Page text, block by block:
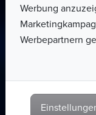
Werbung
Werbepartnern